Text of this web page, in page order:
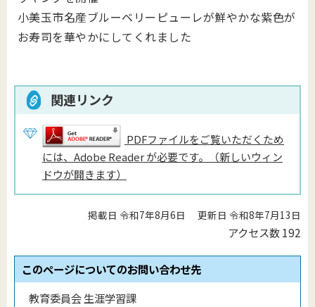
小美玉市名産ブルーベリーピューレが鮮やかな紫色が
お寿司を華やかにしてくれました
関連リンク
PDFファイルをご覧いただくため
には、Adobe Reader が必要です。（新しいウィン
ドウが開きます）
掲載日 令和7年8月6日 更新日 令和8年7月13日
アクセス数192
このページについてのお問い合わせ先
教育委員会 生涯学習課